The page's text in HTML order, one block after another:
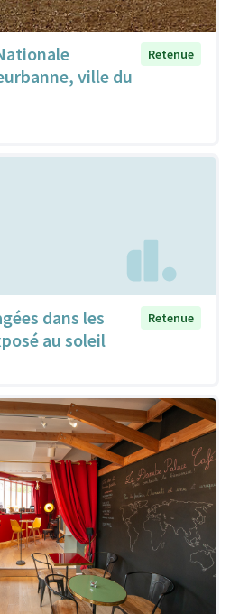
ville du
Retenue
dans les
au soleil
Retenue